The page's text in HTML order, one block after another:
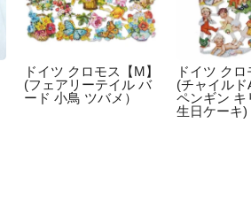
ドイツ クロモス【M】
(フェアリーテイル バ
ード 小鳥 ツバメ）
ドイツ ク
(チャイルド
ペンギン キ
生日ケーキ)